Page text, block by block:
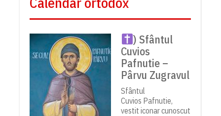
) Sfântul
Cuvios
Pafnutie –
Pârvu Zugravul
Sfântul
Cuvios Pafnutie,
vestit iconar cunoscut